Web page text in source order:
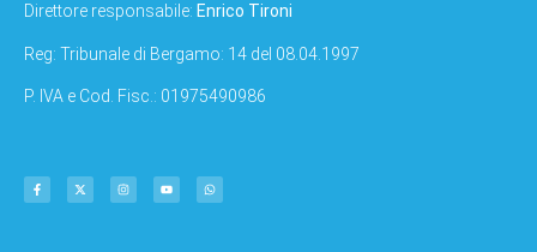
Direttore responsabile: Enrico Tironi
Reg: Tribunale di Bergamo: 14 del 08.04.1997
P. IVA e Cod. Fisc.: 01975490986